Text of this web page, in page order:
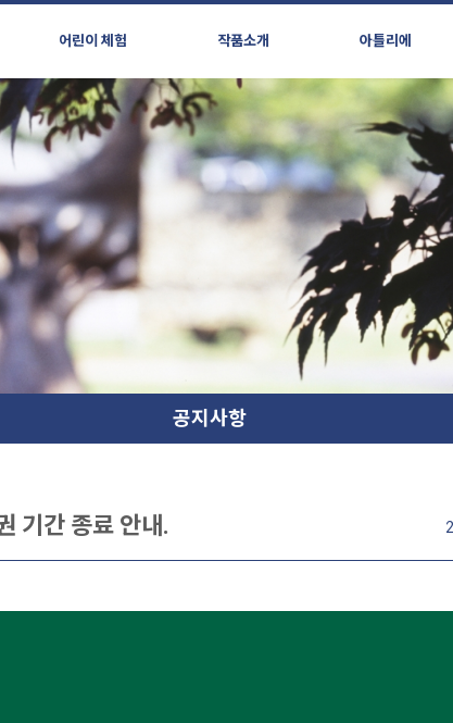
어린이 체험 작품소개 아틀리에
공지사항
기간 종료 안내.